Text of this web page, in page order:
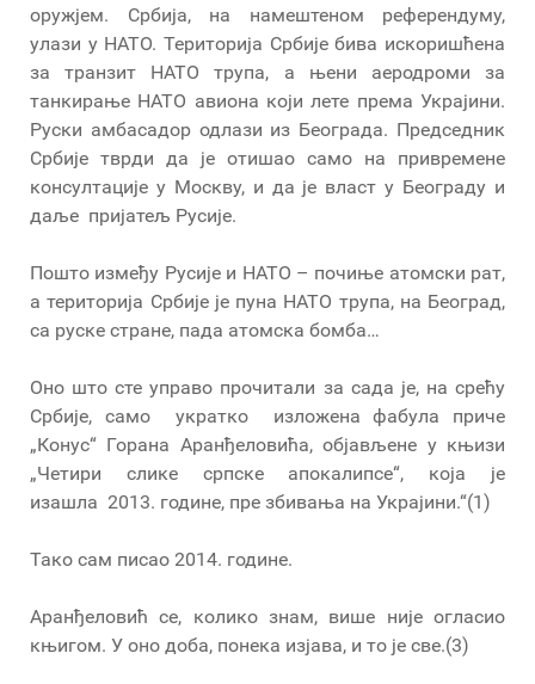
оружјем. Србија, на намештеном референдуму,
улази у НАТО. Територија Србије бива искоришћена
за транзит НАТО трупа, а њени аеродроми за
танкирање НАТО авиона који лете према Украјини.
Руски амбасадор одлази из Београда. Председник
Србије тврди да је отишао само на привремене
консултације у Москву, и да је власт у Београду и
даље пријатељ Русије.
Пошто између Русије и НАТО – почиње атомски рат,
а територија Србије је пуна НАТО трупа, на Београд,
са руске стране, пада атомска бомба…
Оно што сте управо прочитали за сада је, на срећу
Србије, само укратко изложена фабула приче
„Конус“ Горана Аранђеловића, објављене у књизи
„Четири слике српске апокалипсе“, која је
изашла 2013. године, пре збивања на Украјини.“(1)
Тако сам писао 2014. године.
Аранђеловић се, колико знам, више није огласио
књигом. У оно доба, понека изјава, и то је све.(3)